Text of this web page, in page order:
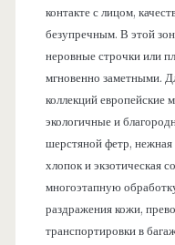
контакте с лицом,
безупречным. В этой
неровные строчки или
мгновенно заметными.
коллекций европейские
экологичные и
шерстяной фетр,
хлопок и экзотическая
многоэтапную
раздражения кожи,
транспортировки в